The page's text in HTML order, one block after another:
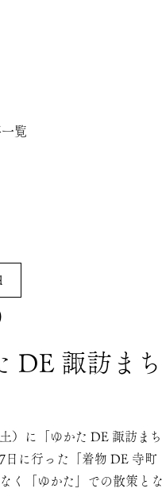
覧
DE 諏訪ま
）に「ゆかた DE 諏訪ま
日に行った「着物 DE 寺
く「ゆかた」での散策とな